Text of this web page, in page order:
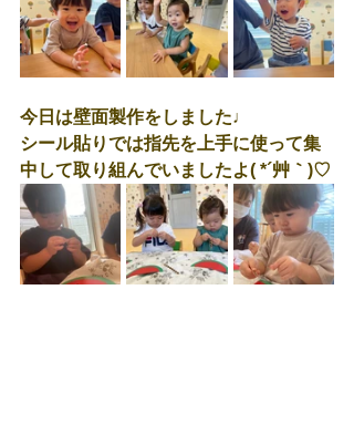
今日は壁面製作をしました♩
シール貼りでは指先を上手に使って集
中して取り組んでいましたよ( *´艸｀)♡